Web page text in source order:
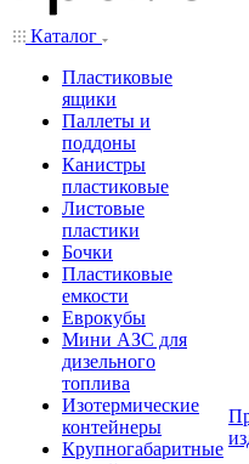
Каталог
Пластиковые
ящики
Паллеты и
поддоны
Канистры
пластиковые
Листовые
пластики
Бочки
Пластиковые
емкости
Еврокубы
Мини АЗС для
дизельного
топлива
Изотермические
контейнеры
Крупногабаритные